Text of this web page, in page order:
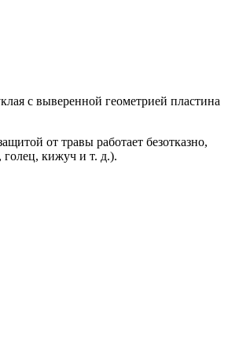
с выверенной геометрией пластина
от травы работает безотказно,
кижуч и т. д.).